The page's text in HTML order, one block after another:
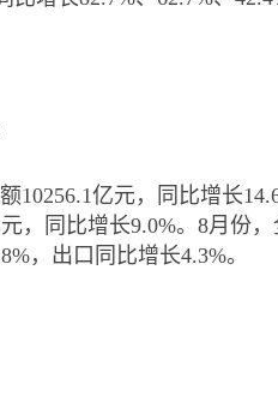
10256.1亿元，同比增长
，同比增长9.0%。8月份
，出口同比增长4.3%。